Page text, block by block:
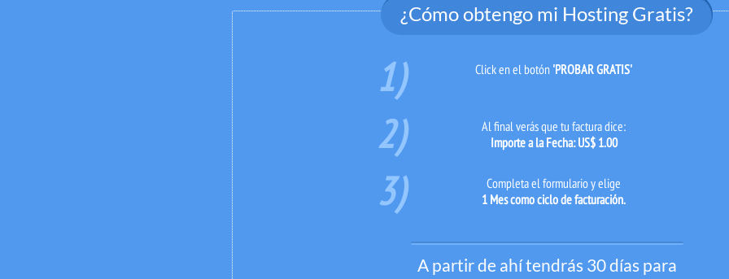
¿Cómo obtengo mi Hosting Gratis?
1) Click en el botón 'PROBAR GRATIS'
2)
Al final verás que tu factura dice:
Importe a la Fecha: US$ 1.00
3)
Completa el formulario y elige
1 Mes como ciclo de facturación.
A partir de ahí tendrás 30 días para